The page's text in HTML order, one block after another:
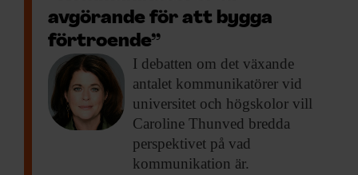
avgörande för att bygga
förtroende”
I debatten om det växande
antalet kommunikatörer vid
universitet och högskolor vill
Caroline Thunved bredda
perspektivet på vad
kommunikation är.